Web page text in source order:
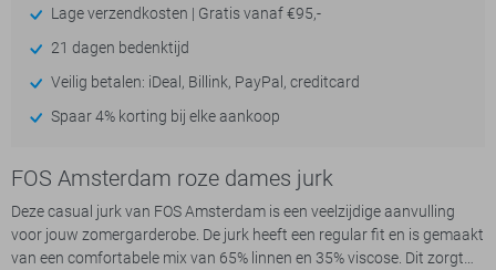
Lage verzendkosten | Gratis vanaf €95,-
21 dagen bedenktijd
Veilig betalen: iDeal, Billink, PayPal, creditcard
Spaar 4% korting bij elke aankoop
FOS Amsterdam roze dames jurk
Deze casual jurk van FOS Amsterdam is een veelzijdige aanvulling
voor jouw zomergarderobe. De jurk heeft een regular fit en is gemaakt
van een comfortabele mix van 65% linnen en 35% viscose. Dit zorgt